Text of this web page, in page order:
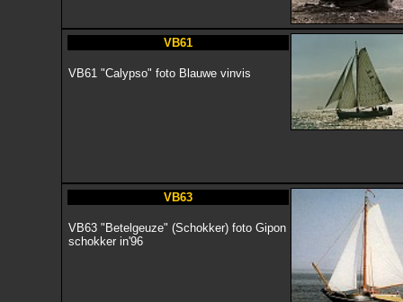
VB61
VB61 "Calypso" foto Blauwe vinvis
VB63
VB63 "Betelgeuze" (Schokker) foto Gipon
schokker in'96